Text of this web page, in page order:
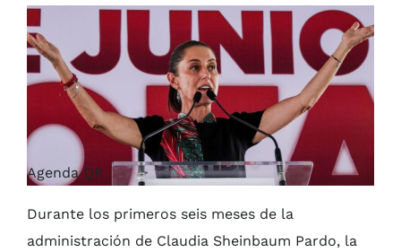
Agenda QR
Durante los primeros seis meses de la
administración de Claudia Sheinbaum Pardo, la